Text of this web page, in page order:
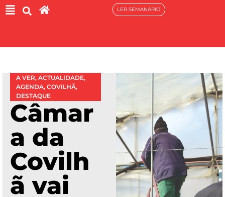
LER SEMANÁRIO
A VER, ACTUALIDADE,
AGENDA, COVILHÃ,
DESTAQUE
Câmar
a da
Covilh
ã vai